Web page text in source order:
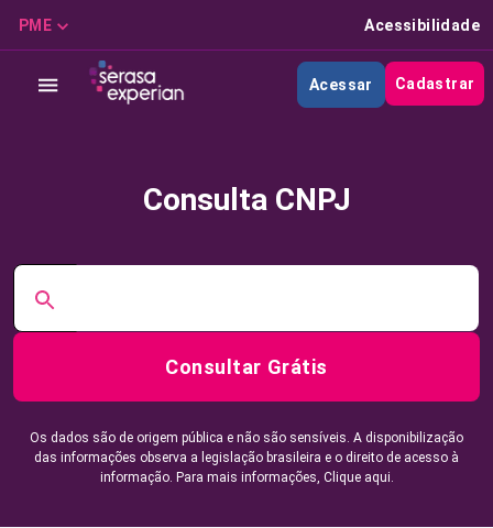
PME Acessibilidade
Acessar Cadastrar
Consulta CNPJ
Consultar Grátis
Os dados são de origem pública e não são sensíveis. A disponibilização
das informações observa a legislação brasileira e o direito de acesso à
informação. Para mais informações, Clique aqui.